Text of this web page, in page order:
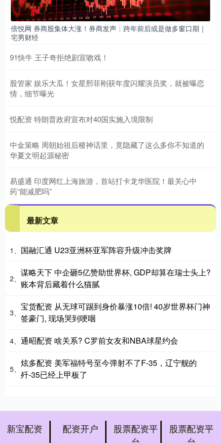
倍悦网 券商股集体大涨！券商发声：跨年前后或是做多窗口期｜
宅男财经
91快牛 王子奇拒绝剧宣吻戏！
股管家 娱乐大瓜！女星邢菲刚获年度闪耀演员奖，就被曝恋
情，细节曝光
悦配资 特朗普政府宣布对40国实施入境限制
中金策略 周朝始祖后稷神话里，竟隐藏了这么多你不知道的
华夏文明起源秘密
易盛通 印度网红上海旅游，首站打卡龙华医院！最关心中
药“能减肥吗”
最新文章
1、 国融汇通 U23亚洲杯亚军阵容升级冲击奖牌
2、
谋略天下 中企砸5亿赞助世界杯, GDP却算在瑞士头上?
账本背后藏着什么猫腻
3、
宝货配资 从无球可踢到身价暴涨10倍! 40岁世界杯门神
签豪门, 现场哭到哽咽
4、 通昭配资 啥关系? C罗前女友和NBA球星约会
5、
炫多配资 美军福特号至今弹射不了F-35，辽宁舰的
歼-35已经上甲板了
新宝配资 配资开户
股票配资平
股票配资平